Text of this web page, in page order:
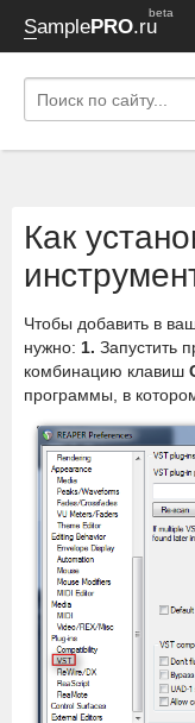
SamplePRO.ru
beta
Как
Чтобы добавить в
нужно: 1. Запустить
комбинацию клавиш
программы, в